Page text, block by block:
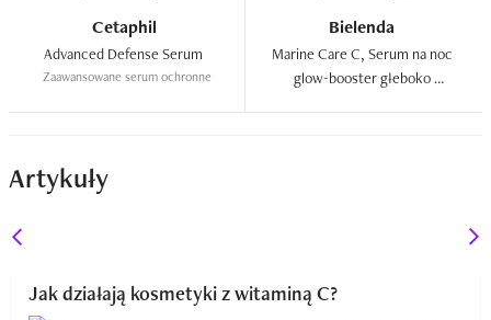
Cetaphil
Zaawansowane serum ochronne
Bielenda
Marine Care C, Serum na noc
glow-booster głeboko
Artykuły
Jak działają kosmetyki z witaminą C?